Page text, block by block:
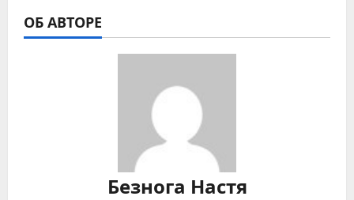
ОБ АВТОРЕ
Безнога Настя